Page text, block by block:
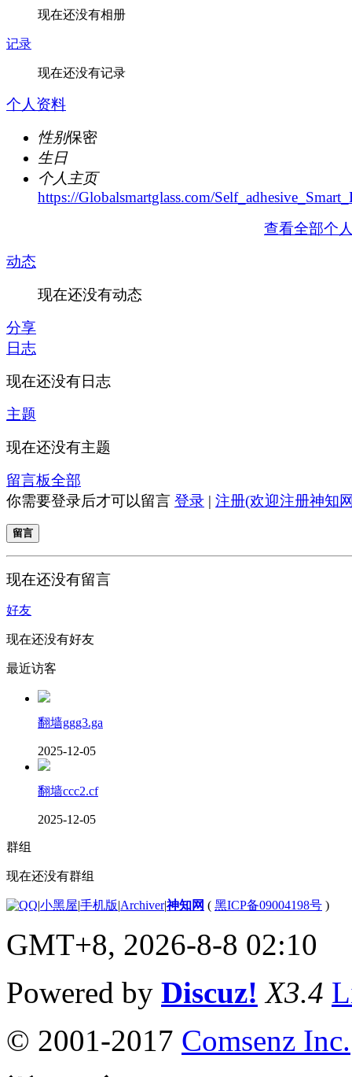
现在还没有相册
记录
现在还没有记录
个人资料
性别保密
生日
个人主页
https://Globalsmartglass.com/
查看全部个
动态
现在还没有动态
分享
日志
现在还没有日志
主题
现在还没有主题
留言板全部
你需要登录后才可以留言 登录 | 注册(欢迎注册神知
留言
现在还没有留言
好友
现在还没有好友
最近访客
翻墙ggg3.ga
2025-12-05
翻墙ccc2.cf
2025-12-05
群组
现在还没有群组
|小黑屋|手机版|Archiver|神知网 ( 黑ICP备09004198号 )
GMT+8, 2026-8-8 02:10
Powered by Discuz! X3.4
© 2001-2017 Comsenz Inc.